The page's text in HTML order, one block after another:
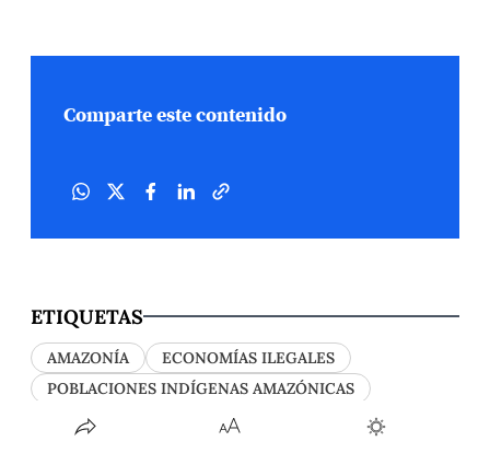
Comparte este contenido
ETIQUETAS
AMAZONÍA
ECONOMÍAS ILEGALES
POBLACIONES INDÍGENAS AMAZÓNICAS